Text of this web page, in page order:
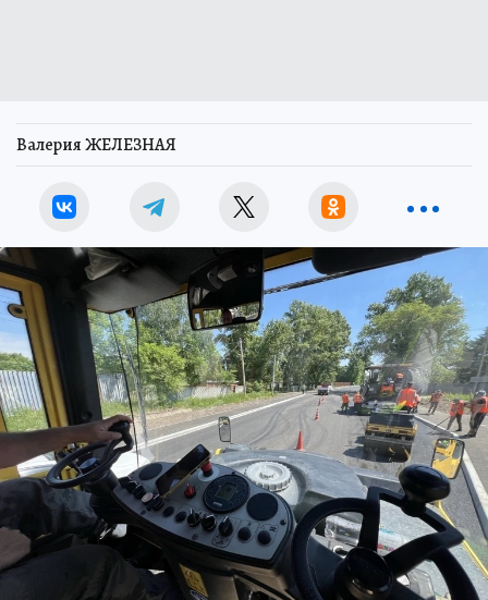
Валерия ЖЕЛЕЗНАЯ